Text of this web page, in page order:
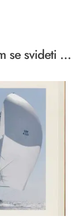
se svideti …